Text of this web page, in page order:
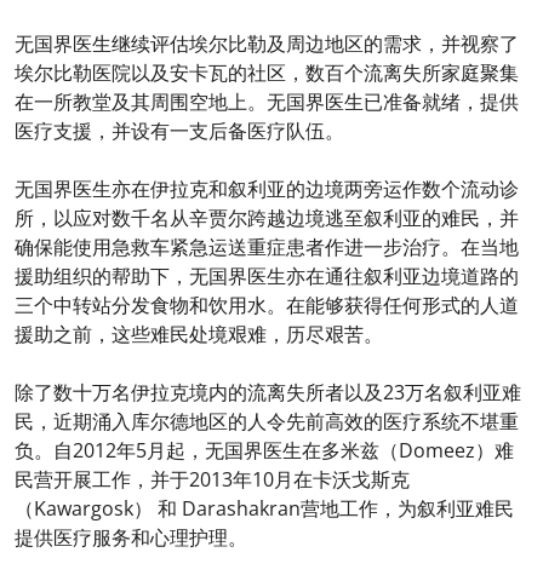
无国界医生继续评估埃尔比勒及周边地区的需求，并视察了
埃尔比勒医院以及安卡瓦的社区，数百个流离失所家庭聚集
在一所教堂及其周围空地上。无国界医生已准备就绪，提供
医疗支援，并设有一支后备医疗队伍。
无国界医生亦在伊拉克和叙利亚的边境两旁运作数个流动诊
所，以应对数千名从辛贾尔跨越边境逃至叙利亚的难民，并
确保能使用急救车紧急运送重症患者作进一步治疗。在当地
援助组织的帮助下，无国界医生亦在通往叙利亚边境道路的
三个中转站分发食物和饮用水。在能够获得任何形式的人道
援助之前，这些难民处境艰难，历尽艰苦。
除了数十万名伊拉克境内的流离失所者以及23万名叙利亚难
民，近期涌入库尔德地区的人令先前高效的医疗系统不堪重
负。自2012年5月起，无国界医生在多米兹（Domeez）难
民营开展工作，并于2013年10月在卡沃戈斯克
（Kawargosk） 和 Darashakran营地工作，为叙利亚难民
提供医疗服务和心理护理。